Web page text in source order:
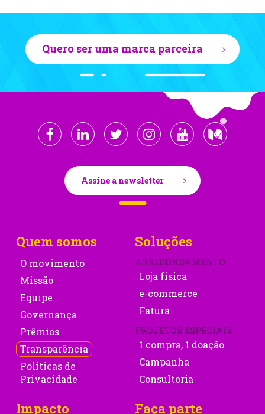
Quero ser uma marca parceira
Assine a newsletter
Quem somos
O movimento
Missão
Equipe
Governança
Prêmios
Transparência
Políticas de
Privacidade
Soluções
ARREDONDAMENTO
Loja física
e-commerce
Fatura
PROJETOS ESPECIAIS
1 compra, 1 doação
Campanha
Consultoria
Impacto Faça parte